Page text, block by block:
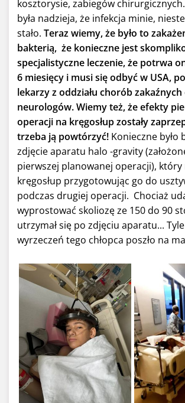
kosztorysie, zabiegów
była nadzieja, że infekcja minie,
stało. Teraz wiemy, że było to
bakterią, że konieczne jest
specjalistyczne leczenie, że potrwa
6 miesięcy i musi się odbyć w USA,
lekarzy z oddziału chorób
neurologów. Wiemy też, że efekty
operacji na kręgosłup zostały
trzeba ją powtórzyć! Konieczne było
zdjęcie aparatu halo -gravity
pierwszej planowanej operacji), który
kręgosłup przygotowując go do
podczas drugiej operacji. Chociaż
wyprostować skoliozę ze 150 do 90
utrzymał się po zdjęciu aparatu...
wyrzeczeń tego chłopca poszło na